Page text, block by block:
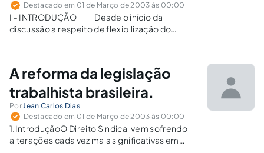
Destacado em 01 de Março de 2003 às 00:00
I - INTRODUÇÃO Desde o início da
discussão a respeito de flexibilização do
dentro do direito positivo brasileiro para a
negociação coletiva até mesmo em relação
às…
A reforma da legislação
trabalhista brasileira.
PorJean Carlos Dias
Destacado em 01 de Março de 2003 às 00:00
1.IntroduçãoO Direito Sindical vem sofrendo
alterações cada vez mais significativas em